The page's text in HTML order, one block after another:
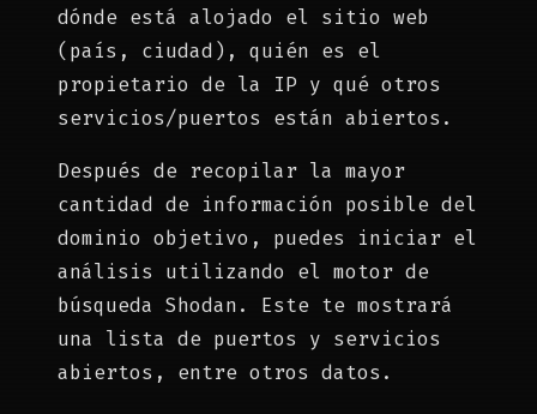
dónde está alojado el sitio web
(país, ciudad), quién es el
propietario de la IP y qué otros
servicios/puertos están abiertos.
Después de recopilar la mayor
cantidad de información posible del
dominio objetivo, puedes iniciar el
análisis utilizando el motor de
búsqueda Shodan. Este te mostrará
una lista de puertos y servicios
abiertos, entre otros datos.